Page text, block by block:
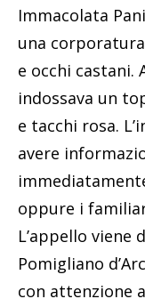
Immacolata
una
e occhi castani.
indossava un
e tacchi rosa.
avere
oppure i
L’appello
Pomigliano
con attenzione